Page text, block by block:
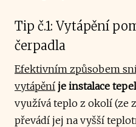
Tip č.1: Vytápění
čerpadla
Efektivním způsobem
vytápění je instalace
využívá teplo z okolí (ze
převádí jej na vyšší